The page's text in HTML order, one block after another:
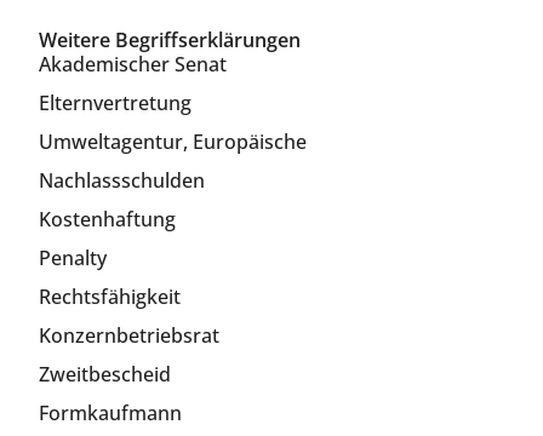
Weitere Begriffserklärungen
Akademischer Senat
Elternvertretung
Umweltagentur, Europäische
Nachlassschulden
Kostenhaftung
Penalty
Rechtsfähigkeit
Konzernbetriebsrat
Zweitbescheid
Formkaufmann